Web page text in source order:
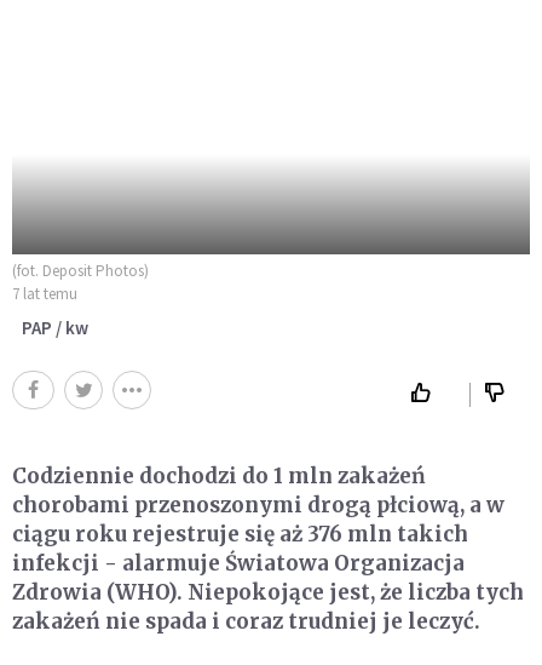
(fot. Deposit Photos)
7 lat temu
PAP / kw
Codziennie dochodzi do 1 mln zakażeń
chorobami przenoszonymi drogą płciową, a w
ciągu roku rejestruje się aż 376 mln takich
infekcji - alarmuje Światowa Organizacja
Zdrowia (WHO). Niepokojące jest, że liczba tych
zakażeń nie spada i coraz trudniej je leczyć.